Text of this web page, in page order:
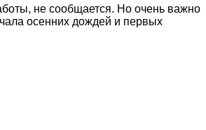
не сообщается. Но очень важно
осенних дождей и первых